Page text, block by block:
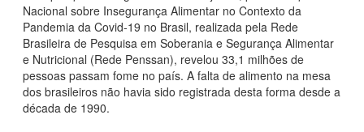
Nacional sobre Insegurança Alimentar no Contexto da
Pandemia da Covid-19 no Brasil, realizada pela Rede
Brasileira de Pesquisa em Soberania e Segurança Alimentar
e Nutricional (Rede Penssan), revelou 33,1 milhões de
pessoas passam fome no país. A falta de alimento na mesa
dos brasileiros não havia sido registrada desta forma desde a
década de 1990.